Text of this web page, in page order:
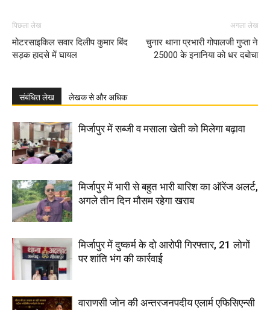
पिछला लेख
मोटरसाइकिल सवार दिलीप कुमार बिंद
सड़क हादसे में घायल
अगला लेख
चुनार थाना प्रभारी गोपालजी गुप्ता ने
25000 के इनानिया को धर दबोचा
संबंधित लेख लेखक से और अधिक
मिर्जापुर में सब्जी व मसाला खेती को मिलेगा बढ़ावा
मिर्जापुर में भारी से बहुत भारी बारिश का ऑरेंज अलर्ट,
अगले तीन दिन मौसम रहेगा खराब
मिर्जापुर में दुष्कर्म के दो आरोपी गिरफ्तार, 21 लोगों
पर शांति भंग की कार्रवाई
वाराणसी जोन की अन्तरजनपदीय एलार्म एफिसिएन्सी